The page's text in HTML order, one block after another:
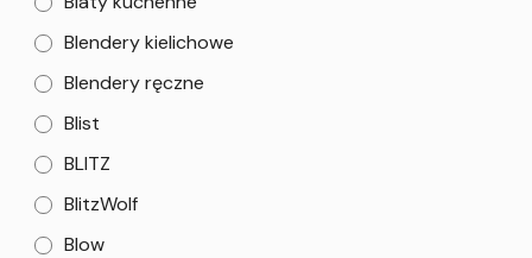
Blendery kielichowe
Blendery ręczne
Blist
BLITZ
BlitzWolf
Blow